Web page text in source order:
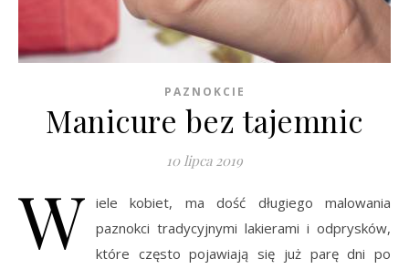
PAZNOKCIE
Manicure bez tajemnic
10 lipca 2019
W iele kobiet, ma dość długiego malowania
paznokci tradycyjnymi lakierami i odprysków,
które często pojawiają się już parę dni po